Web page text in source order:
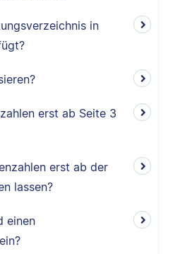
in
erst ab Seite 3
erst ab der
lassen?
einen